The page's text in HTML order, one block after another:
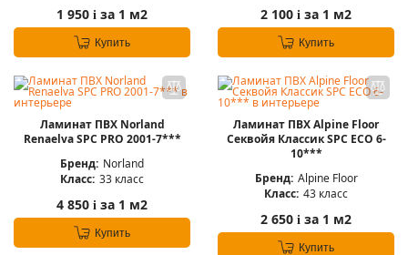
1 950 i за 1 м2
Купить
2 100 i за 1 м2
Купить
Ламинат ПВХ Norland
Renaelva SPC PRO 2001-7***
Бренд: Norland
Класс: 33 класс
4 850 i за 1 м2
Купить
Ламинат ПВХ Alpine Floor
Секвойя Классик SPC ЕСО 6-
10***
Бренд: Alpine Floor
Класс: 43 класс
2 650 i за 1 м2
Купить